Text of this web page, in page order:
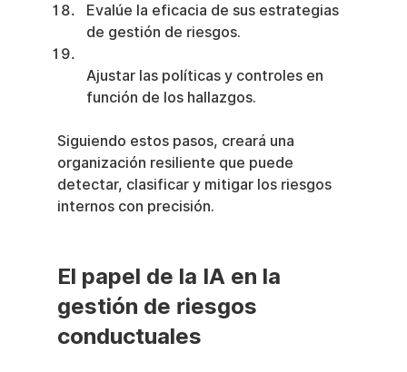
Evalúe la eficacia de sus estrategias
de gestión de riesgos.
Ajustar las políticas y controles en
función de los hallazgos.
Siguiendo estos pasos, creará una
organización resiliente que puede
detectar, clasificar y mitigar los riesgos
internos con precisión.
El papel de la IA en la
gestión de riesgos
conductuales